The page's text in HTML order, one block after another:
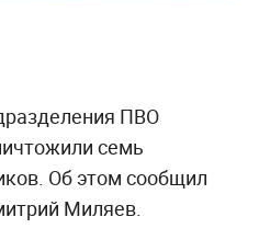
ПВО
семь
Об этом сообщил
Миляев.